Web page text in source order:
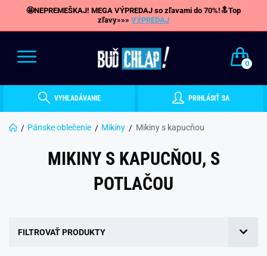
🤩NEPREMEŠKAJ! MEGA VÝPREDAJ so zľavami do 70%!🔝Top
zľavy»»» VÝPREDAJ
0
VYHĽADÁVANIE PRIHLÁSIŤ SA
Pánske oblečenie Mikiny Mikiny s kapucňou
MIKINY S KAPUCŇOU, S
POTLAČOU
FILTROVAŤ PRODUKTY